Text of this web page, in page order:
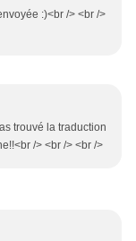
:)<br /> <br />
trouvé la traduction
/> <br /> <br />